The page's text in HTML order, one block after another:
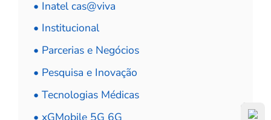
• Inatel cas@viva
• Institucional
• Parcerias e Negócios
• Pesquisa e Inovação
• Tecnologias Médicas
• xGMobile 5G 6G